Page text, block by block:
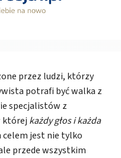
przez ludzi, którzy
potrafi być walka z
specjalistów z
której każdy głos i każda
celem jest nie tylko
przede wszystkim